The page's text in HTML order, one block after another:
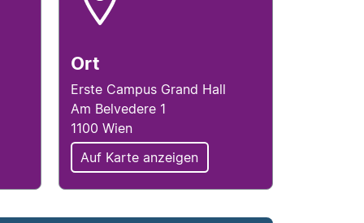
Ort
Erste Campus Grand Hall
Am Belvedere 1
1100 Wien
Auf Karte anzeigen